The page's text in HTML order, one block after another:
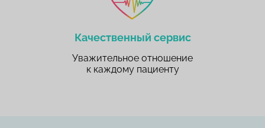
Качественный сервис
Уважительное отношение
к каждому пациенту